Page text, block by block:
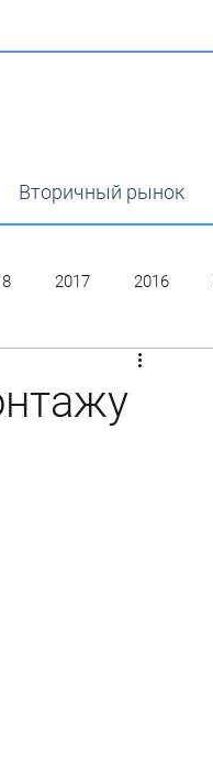
Вторичный рынок
2017 2016